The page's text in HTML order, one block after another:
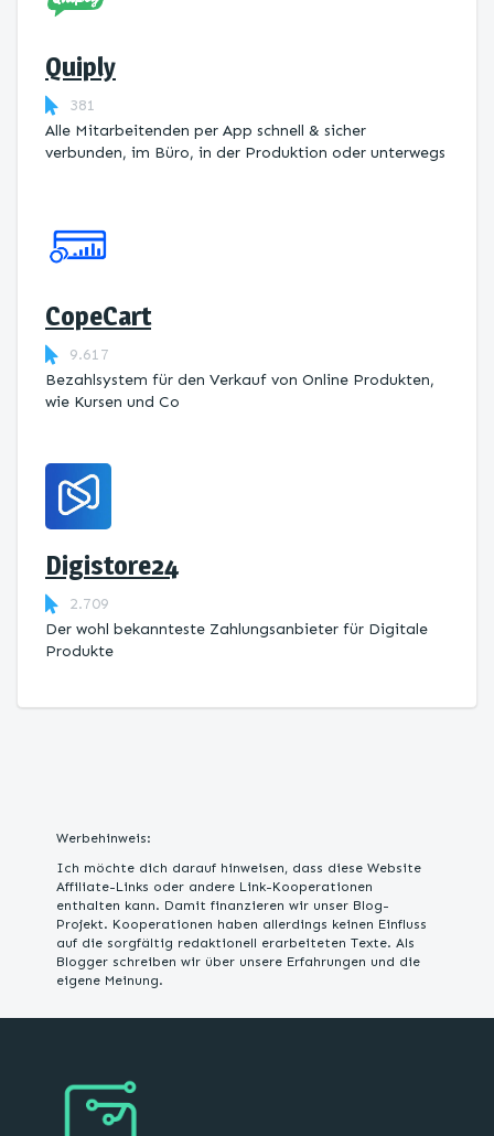
Quiply
381
Alle Mitarbeitenden per App schnell & sicher
verbunden, im Büro, in der Produktion oder unterwegs
CopeCart
9.617
Bezahlsystem für den Verkauf von Online Produkten,
wie Kursen und Co
Digistore24
2.709
Der wohl bekannteste Zahlungsanbieter für Digitale
Produkte
Werbehinweis:
Ich möchte dich darauf hinweisen, dass diese Website
Affiliate-Links oder andere Link-Kooperationen
enthalten kann. Damit finanzieren wir unser Blog-
Projekt. Kooperationen haben allerdings keinen Einfluss
auf die sorgfältig redaktionell erarbeiteten Texte. Als
Blogger schreiben wir über unsere Erfahrungen und die
eigene Meinung.